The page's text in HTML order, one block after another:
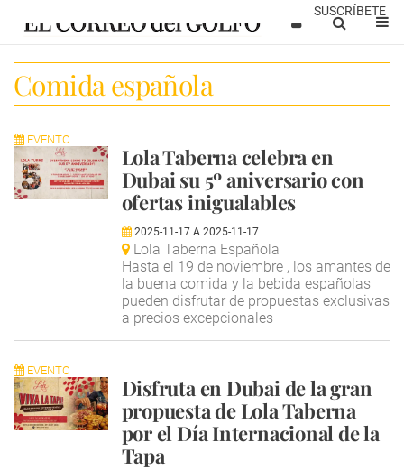
SUSCRÍBETE
Comida española
EVENTO
Lola Taberna celebra en
Dubai su 5º aniversario con
ofertas inigualables
2025-11-17A 2025-11-17
Lola Taberna Española
Hasta el 19 de noviembre , los amantes de
la buena comida y la bebida españolas
pueden disfrutar de propuestas exclusivas
a precios excepcionales
EVENTO
Disfruta en Dubai de la gran
propuesta de Lola Taberna
por el Día Internacional de la
Tapa